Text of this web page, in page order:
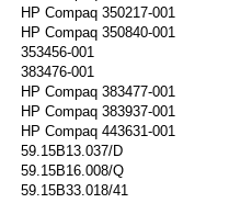
HP Compaq 350217-001
HP Compaq 350840-001
353456-001
383476-001
HP Compaq 383477-001
HP Compaq 383937-001
HP Compaq 443631-001
59.15B13.037/D
59.15B16.008/Q
59.15B33.018/41